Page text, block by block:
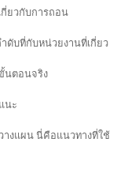
กี่ยวกับการถอน
ดับที่กับหน่วยงานที่เกี่ยว
นตอนจริง
นะ
างแผน นี่คือแนวทางที่ใช้